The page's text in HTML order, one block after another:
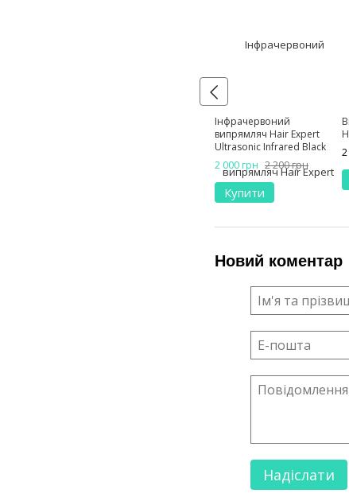
Інфрачервоний
випрямляч Hair Expert
Ultrasonic Infrared Black
2 000 грн 2 200 грн
Купити
Новий коментар
Надіслати